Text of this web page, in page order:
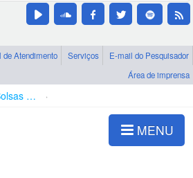
de Atendimento Serviços
E-mail do Pesquisador
Área de imprensa
Bolsas e Auxílios Vigentes
MENU